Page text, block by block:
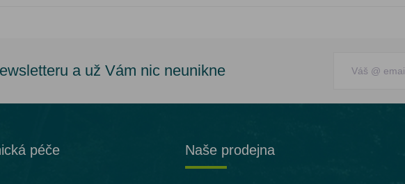
a už Vám nic neunikne
péče Naše prodejna